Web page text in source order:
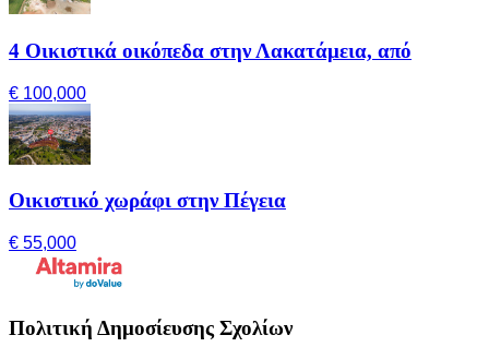
4 Οικιστικά οικόπεδα στην Λακατάμεια, από
€ 100,000
Οικιστικό χωράφι στην Πέγεια
€ 55,000
Πολιτική Δημοσίευσης Σχολίων